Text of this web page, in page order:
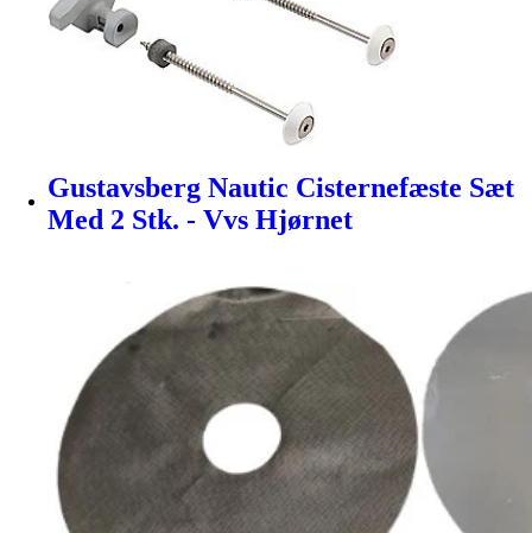
Gustavsberg Nautic Cisternefæste Sæt
Med 2 Stk. - Vvs Hjørnet